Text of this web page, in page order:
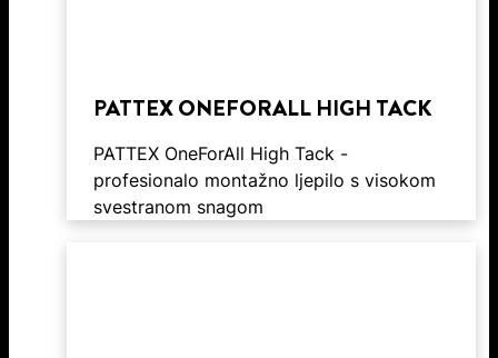
PATTEX ONEFORALL HIGH TACK
PATTEX OneForAll High Tack -
profesionalo montažno ljepilo s visokom
svestranom snagom